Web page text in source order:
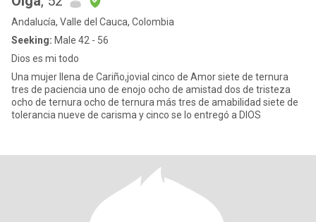
Andalucía, Valle del Cauca, Colombia
Seeking: Male 42 - 56
Dios es mi todo
Una mujer llena de Cariño,jovial cinco de Amor siete de ternura
tres de paciencia uno de enojo ocho de amistad dos de tristeza
ocho de ternura ocho de ternura más tres de amabilidad siete de
tolerancia nueve de carisma y cinco se lo entregó a DIOS